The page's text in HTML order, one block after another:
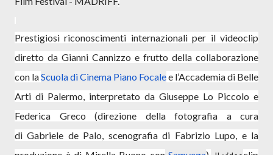
Prestigiosi riconoscimenti internazionali per il videoclip
diretto da Gianni Cannizzo e frutto della collaborazione
con laScuola di Cinema Piano Focalee l’Accademia di Belle
Arti di Palermo, interpretato da Giuseppe Lo Piccolo e
Federica Greco (direzione della fotografia a cura
diGabriele de Palo, scenografia di Fabrizio Lupo, e la